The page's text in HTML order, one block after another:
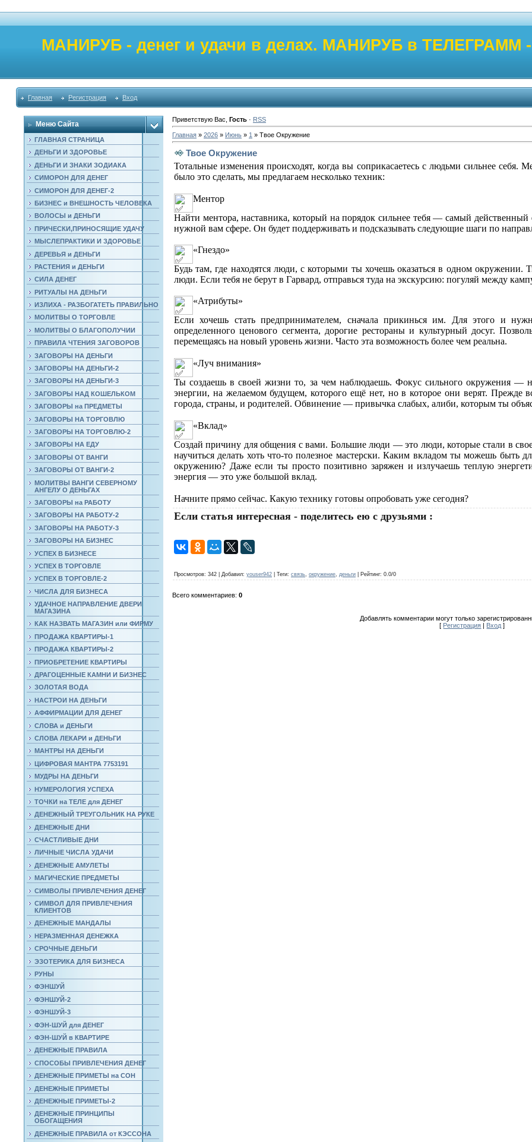
МАНИРУБ - денег и удачи в делах. МАНИРУБ в ТЕЛЕГРАММ
Главная Регистрация Вход
Меню Сайта
ГЛАВНАЯ СТРАНИЦА
ДЕНЬГИ И ЗДОРОВЬЕ
ДЕНЬГИ И ЗНАКИ ЗОДИАКА
СИМОРОН ДЛЯ ДЕНЕГ
СИМОРОН ДЛЯ ДЕНЕГ-2
БИЗНЕС и ВНЕШНОСТЬ ЧЕЛОВЕКА
ВОЛОСЫ и ДЕНЬГИ
ПРИЧЕСКИ,ПРИНОСЯЩИЕ УДАЧУ
МЫСЛЕПРАКТИКИ И ЗДОРОВЬЕ
ДЕРЕВЬЯ и ДЕНЬГИ
РАСТЕНИЯ и ДЕНЬГИ
СИЛА ДЕНЕГ
РИТУАЛЫ НА ДЕНЬГИ
ИЗЛИХА - РАЗБОГАТЕТЬ ПРАВИЛЬНО
МОЛИТВЫ О ТОРГОВЛЕ
МОЛИТВЫ О БЛАГОПОЛУЧИИ
ПРАВИЛА ЧТЕНИЯ ЗАГОВОРОВ
ЗАГОВОРЫ НА ДЕНЬГИ
ЗАГОВОРЫ НА ДЕНЬГИ-2
ЗАГОВОРЫ НА ДЕНЬГИ-3
ЗАГОВОРЫ НАД КОШЕЛЬКОМ
ЗАГОВОРЫ на ПРЕДМЕТЫ
ЗАГОВОРЫ НА ТОРГОВЛЮ
ЗАГОВОРЫ НА ТОРГОВЛЮ-2
ЗАГОВОРЫ НА ЕДУ
ЗАГОВОРЫ ОТ ВАНГИ
ЗАГОВОРЫ ОТ ВАНГИ-2
МОЛИТВЫ ВАНГИ СЕВЕРНОМУ
АНГЕЛУ О ДЕНЬГАХ
ЗАГОВОРЫ на РАБОТУ
ЗАГОВОРЫ НА РАБОТУ-2
ЗАГОВОРЫ НА РАБОТУ-3
ЗАГОВОРЫ НА БИЗНЕС
УСПЕХ В БИЗНЕСЕ
УСПЕХ В ТОРГОВЛЕ
УСПЕХ В ТОРГОВЛЕ-2
ЧИСЛА ДЛЯ БИЗНЕСА
УДАЧНОЕ НАПРАВЛЕНИЕ ДВЕРИ
МАГАЗИНА
КАК НАЗВАТЬ МАГАЗИН или ФИРМУ
ПРОДАЖА КВАРТИРЫ-1
ПРОДАЖА КВАРТИРЫ-2
ПРИОБРЕТЕНИЕ КВАРТИРЫ
ДРАГОЦЕННЫЕ КАМНИ И БИЗНЕС
ЗОЛОТАЯ ВОДА
НАСТРОИ НА ДЕНЬГИ
АФФИРМАЦИИ ДЛЯ ДЕНЕГ
СЛОВА и ДЕНЬГИ
СЛОВА ЛЕКАРИ и ДЕНЬГИ
МАНТРЫ НА ДЕНЬГИ
ЦИФРОВАЯ МАНТРА 7753191
МУДРЫ НА ДЕНЬГИ
НУМЕРОЛОГИЯ УСПЕХА
ТОЧКИ на ТЕЛЕ для ДЕНЕГ
ДЕНЕЖНЫЙ ТРЕУГОЛЬНИК НА РУКЕ
ДЕНЕЖНЫЕ ДНИ
СЧАСТЛИВЫЕ ДНИ
ЛИЧНЫЕ ЧИСЛА УДАЧИ
ДЕНЕЖНЫЕ АМУЛЕТЫ
МАГИЧЕСКИЕ ПРЕДМЕТЫ
СИМВОЛЫ ПРИВЛЕЧЕНИЯ ДЕНЕГ
СИМВОЛ ДЛЯ ПРИВЛЕЧЕНИЯ
КЛИЕНТОВ
ДЕНЕЖНЫЕ МАНДАЛЫ
НЕРАЗМЕННАЯ ДЕНЕЖКА
СРОЧНЫЕ ДЕНЬГИ
ЭЗОТЕРИКА ДЛЯ БИЗНЕСА
РУНЫ
ФЭНШУЙ
ФЭНШУЙ-2
ФЭНШУЙ-3
ФЭН-ШУЙ для ДЕНЕГ
ФЭН-ШУЙ в КВАРТИРЕ
ДЕНЕЖНЫЕ ПРАВИЛА
СПОСОБЫ ПРИВЛЕЧЕНИЯ ДЕНЕГ
ДЕНЕЖНЫЕ ПРИМЕТЫ на СОН
ДЕНЕЖНЫЕ ПРИМЕТЫ
ДЕНЕЖНЫЕ ПРИМЕТЫ-2
ДЕНЕЖНЫЕ ПРИНЦИПЫ
ОБОГАЩЕНИЯ
ДЕНЕЖНЫЕ ПРАВИЛА от КЭССОНА
Приветствую Вас Гость· RSS
Главная» 2026 » Июнь » 1 » Твое Окружение
Твое Окружение
Тотальные изменения происходят, когда вы соприкасаетесь с людьми сильнее
было это сделать, мы предлагаем несколько техник:
Ментор
Найти ментора, наставника, который на порядок сильнее тебя — самый
нужной вам сфере. Он будет поддерживать и подсказывать следующие шаги по
«Гнездо»
Будь там, где находятся люди, с которыми ты хочешь оказаться в одном окружении.
люди. Если тебя не берут в Гарвард, отправься туда на экскурсию: погуляй между
«Атрибуты»
Если хочешь стать предпринимателем, сначала прикинься им. Для этого и
определенного ценового сегмента, дорогие рестораны и культурный досуг.
перемещаясь на новый уровень жизни. Часто эта возможность более чем реальна.
«Луч внимания»
Ты создаешь в своей жизни то, за чем наблюдаешь. Фокус сильного окружения —
энергии, на желаемом будущем, которого ещё нет, но в которое они верят. Прежде
города, страны, и родителей. Обвинение — привычка слабых, алиби, которым ты
«Вклад»
Создай причину для общения с вами. Большие люди — это люди, которые стали в
научиться делать хоть что-то полезное мастерски. Каким вкладом ты можешь
окружению? Даже если ты просто позитивно заряжен и излучаешь теплую
энергия — это уже большой вклад.
Начните прямо сейчас. Какую технику готовы опробовать уже сегодня?
Если статья интересная - поделитесь ею с друзьями :
Просмотров: 342 | Добавил: youser942| Теги: связь, окружение, деньги| Рейтинг: 0.0/0
Всего комментариев: 0
Добавлять комментарии могут только
[ Регистрация Вход ]